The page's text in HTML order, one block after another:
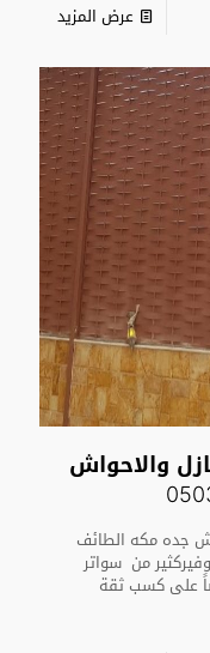
عرض المزيد
والاحواش
جده مكه الطائف
توفيركثير من سواتر
على كسب ثقة